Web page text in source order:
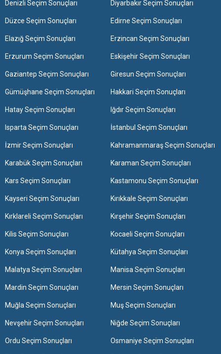
Denizli Seçim Sonuçları Diyarbakır Seçim Sonuçları
Düzce Seçim Sonuçları Edirne Seçim Sonuçları
Elazığ Seçim Sonuçları Erzincan Seçim Sonuçları
Erzurum Seçim Sonuçları Eskişehir Seçim Sonuçları
Gaziantep Seçim Sonuçları Giresun Seçim Sonuçları
Gümüşhane Seçim Sonuçları Hakkari Seçim Sonuçları
Hatay Seçim Sonuçları Iğdır Seçim Sonuçları
Isparta Seçim Sonuçları İstanbul Seçim Sonuçları
İzmir Seçim Sonuçları Kahramanmaraş Seçim Sonuçları
Karabük Seçim Sonuçları Karaman Seçim Sonuçları
Kars Seçim Sonuçları Kastamonu Seçim Sonuçları
Kayseri Seçim Sonuçları Kırıkkale Seçim Sonuçları
Kırklareli Seçim Sonuçları Kırşehir Seçim Sonuçları
Kilis Seçim Sonuçları Kocaeli Seçim Sonuçları
Konya Seçim Sonuçları Kütahya Seçim Sonuçları
Malatya Seçim Sonuçları Manisa Seçim Sonuçları
Mardin Seçim Sonuçları Mersin Seçim Sonuçları
Muğla Seçim Sonuçları Muş Seçim Sonuçları
Nevşehir Seçim Sonuçları Niğde Seçim Sonuçları
Ordu Seçim Sonuçları Osmaniye Seçim Sonuçları